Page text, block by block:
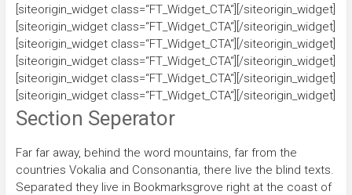
[siteorigin_widget class=“FT_Widget_CTA“][/siteorigin_widget]
[siteorigin_widget class=“FT_Widget_CTA“][/siteorigin_widget]
[siteorigin_widget class=“FT_Widget_CTA“][/siteorigin_widget]
[siteorigin_widget class=“FT_Widget_CTA“][/siteorigin_widget]
[siteorigin_widget class=“FT_Widget_CTA“][/siteorigin_widget]
[siteorigin_widget class=“FT_Widget_CTA“][/siteorigin_widget]
Section Seperator
Far far away, behind the word mountains, far from the
countries Vokalia and Consonantia, there live the blind texts.
Separated they live in Bookmarksgrove right at the coast of